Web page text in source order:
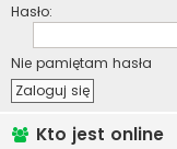
Hasło:
Nie pamiętam hasła
Kto jest online